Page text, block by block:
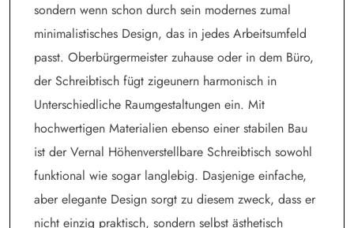
sondern wenn schon durch sein modernes zumal
minimalistisches Design, das in jedes Arbeitsumfeld
passt. Oberbürgermeister zuhause oder in dem Büro,
der Schreibtisch fügt zigeunern harmonisch in
Unterschiedliche Raumgestaltungen ein. Mit
hochwertigen Materialien ebenso einer stabilen Bau
ist der Vernal Höhenverstellbare Schreibtisch sowohl
funktional wie sogar langlebig. Dasjenige einfache,
aber elegante Design sorgt zu diesem zweck, dass er
nicht einzig praktisch, sondern selbst ästhetisch